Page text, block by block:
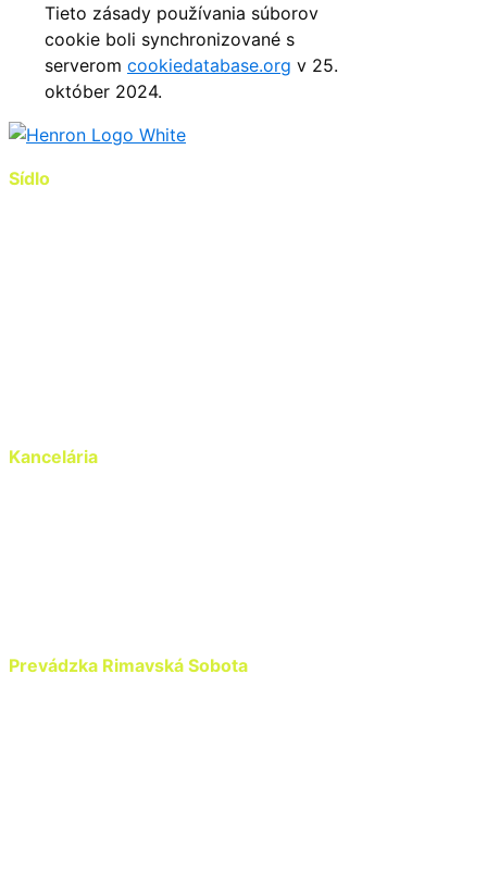
Tieto zásady používania súborov
cookie boli synchronizované s
serverom cookiedatabase.org v 25.
október 2024.
Sídlo
Kancelária
Prevádzka Rimavská Sobota